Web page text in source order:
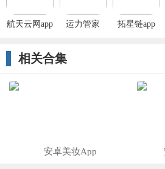
航天云网app 运力管家 拓星链app
相关合集
安卓美妆App